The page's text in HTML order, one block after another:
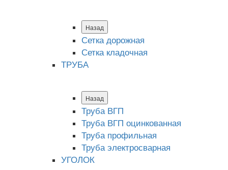
Назад
Сетка дорожная
Сетка кладочная
ТРУБА
Назад
Труба ВГП
Труба ВГП оцинкованная
Труба профильная
Труба электросварная
УГОЛОК